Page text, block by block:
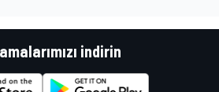
indirin